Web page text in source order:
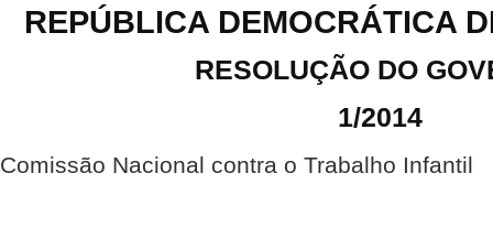
REPÚBLICA DEMOCRÁTICA
RESOLUÇÃO DO
1/2014
Comissão Nacional contra o Trabalho Infantil